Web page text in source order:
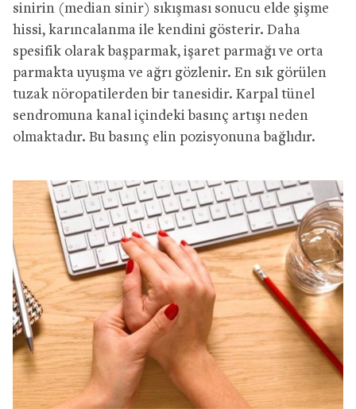
sinirin (median sinir) sıkışması sonucu elde şişme
hissi, karıncalanma ile kendini gösterir. Daha
spesifik olarak başparmak, işaret parmağı ve orta
parmakta uyuşma ve ağrı gözlenir. En sık görülen
tuzak nöropatilerden bir tanesidir. Karpal tünel
sendromuna kanal içindeki basınç artışı neden
olmaktadır. Bu basınç elin pozisyonuna bağlıdır.